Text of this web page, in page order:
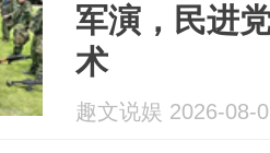
军演，民进
术
趣文说娱 2026-08-